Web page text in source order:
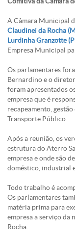
A Câmara Municipal
Claudinei da Rocha
Lurdinha Granzotte
Empresa Municipal
Os parlamentares
Bernardino e o
foram apresentados
empresa que é
recapeamento,
Transporte Público.
Após a reunião, os
estrutura do Aterro
empresa e onde são
doméstico, industrial
Todo trabalho é
Os parlamentares
matéria prima para
empresa a serviço da
Rocha.